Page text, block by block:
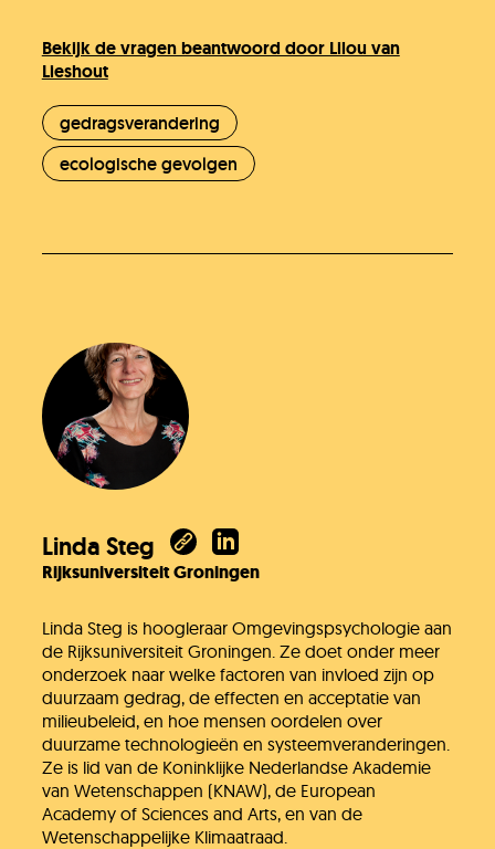
Bekijk de vragen beantwoord door Lilou van
Lieshout
gedragsverandering
ecologische gevolgen
Linda Steg
Rijksuniversiteit Groningen
Linda Steg is hoogleraar Omgevingspsychologie aan
de Rijksuniversiteit Groningen. Ze doet onder meer
onderzoek naar welke factoren van invloed zijn op
duurzaam gedrag, de effecten en acceptatie van
milieubeleid, en hoe mensen oordelen over
duurzame technologieën en systeemveranderingen.
Ze is lid van de Koninklijke Nederlandse Akademie
van Wetenschappen (KNAW), de European
Academy of Sciences and Arts, en van de
Wetenschappelijke Klimaatraad.